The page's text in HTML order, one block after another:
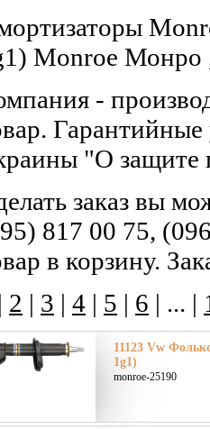
Monroe Монро
-
Гарантийные
"О защите
заказ вы
817 00 75,
в корзину.
| 2 | 3 | 4 | 5 | 6 | ... |
11123 Vw
1g1)
monroe-25190